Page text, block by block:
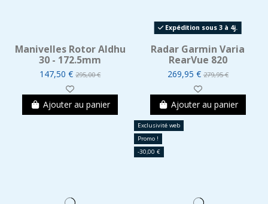
Manivelles Rotor Aldhu
30 - 172.5mm
147,50 €295,00 €
Ajouter au panier
Expédition sous 3 à 4j.
Radar Garmin Varia
RearVue 820
269,95 €279,95 €
Ajouter au panier
Exclusivité web
Promo !
-30,00 €